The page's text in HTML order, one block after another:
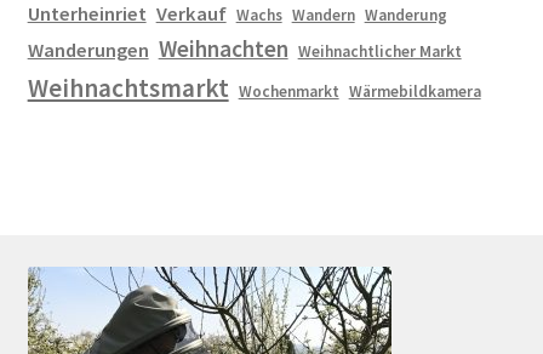
Unterheinriet Verkauf Wachs Wandern Wanderung
Wanderungen Weihnachten Weihnachtlicher Markt
Weihnachtsmarkt Wochenmarkt Wärmebildkamera